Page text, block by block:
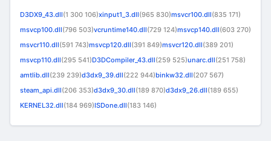
D3DX9_43.dll(1 300 106)xinput1_3.dll(965 830)msvcr100.dll(835 171)
msvcp100.dll(796 503)vcruntime140.dll(729 124)msvcp140.dll(603 270)
msvcr110.dll(591 743)msvcp120.dll(391 849)msvcr120.dll(389 201)
msvcp110.dll(295 541)D3DCompiler_43.dll(259 525)unarc.dll(251 758)
amtlib.dll(239 239)d3dx9_39.dll(222 944)binkw32.dll(207 567)
steam_api.dll(206 353)d3dx9_30.dll(189 870)d3dx9_26.dll(189 655)
KERNEL32.dll(184 969)ISDone.dll(183 146)